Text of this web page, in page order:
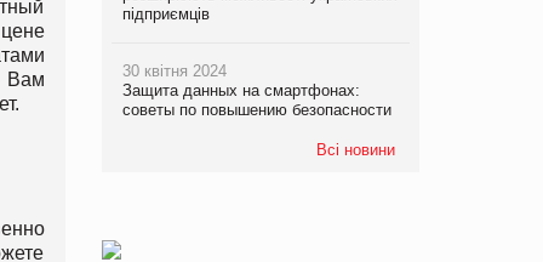
Вам
підприємців
30 квітня 2024
Защита данных на смартфонах:
советы по повышению безопасности
Всі новини